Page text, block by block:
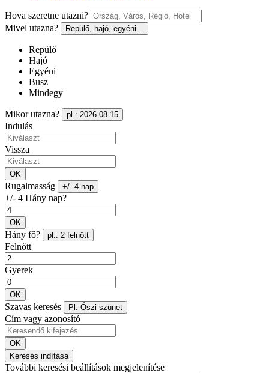
Hova szeretne utazni?
Mivel utazna?
Repülő, hajó, egyéni...
Repülő
Hajó
Egyéni
Busz
Mindegy
Mikor utazna? pl.: 2026-08-15
Indulás
Vissza
OK
Rugalmasság +/- 4 nap
+/- 4 Hány nap?
OK
Hány fő? pl.: 2 felnőtt
Felnőtt
Gyerek
OK
Szavas keresés Pl: Őszi szünet
Cím vagy azonosító
OK
Keresés indítása
További keresési beállítások megjelenítése